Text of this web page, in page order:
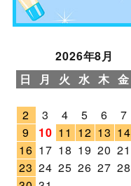
2026年8月
日
月 火 水 木 金
2
3 4 5 6 7
9
10 11 12 13 14
16 17 18 19 20 21
23 24 25 26 27 28